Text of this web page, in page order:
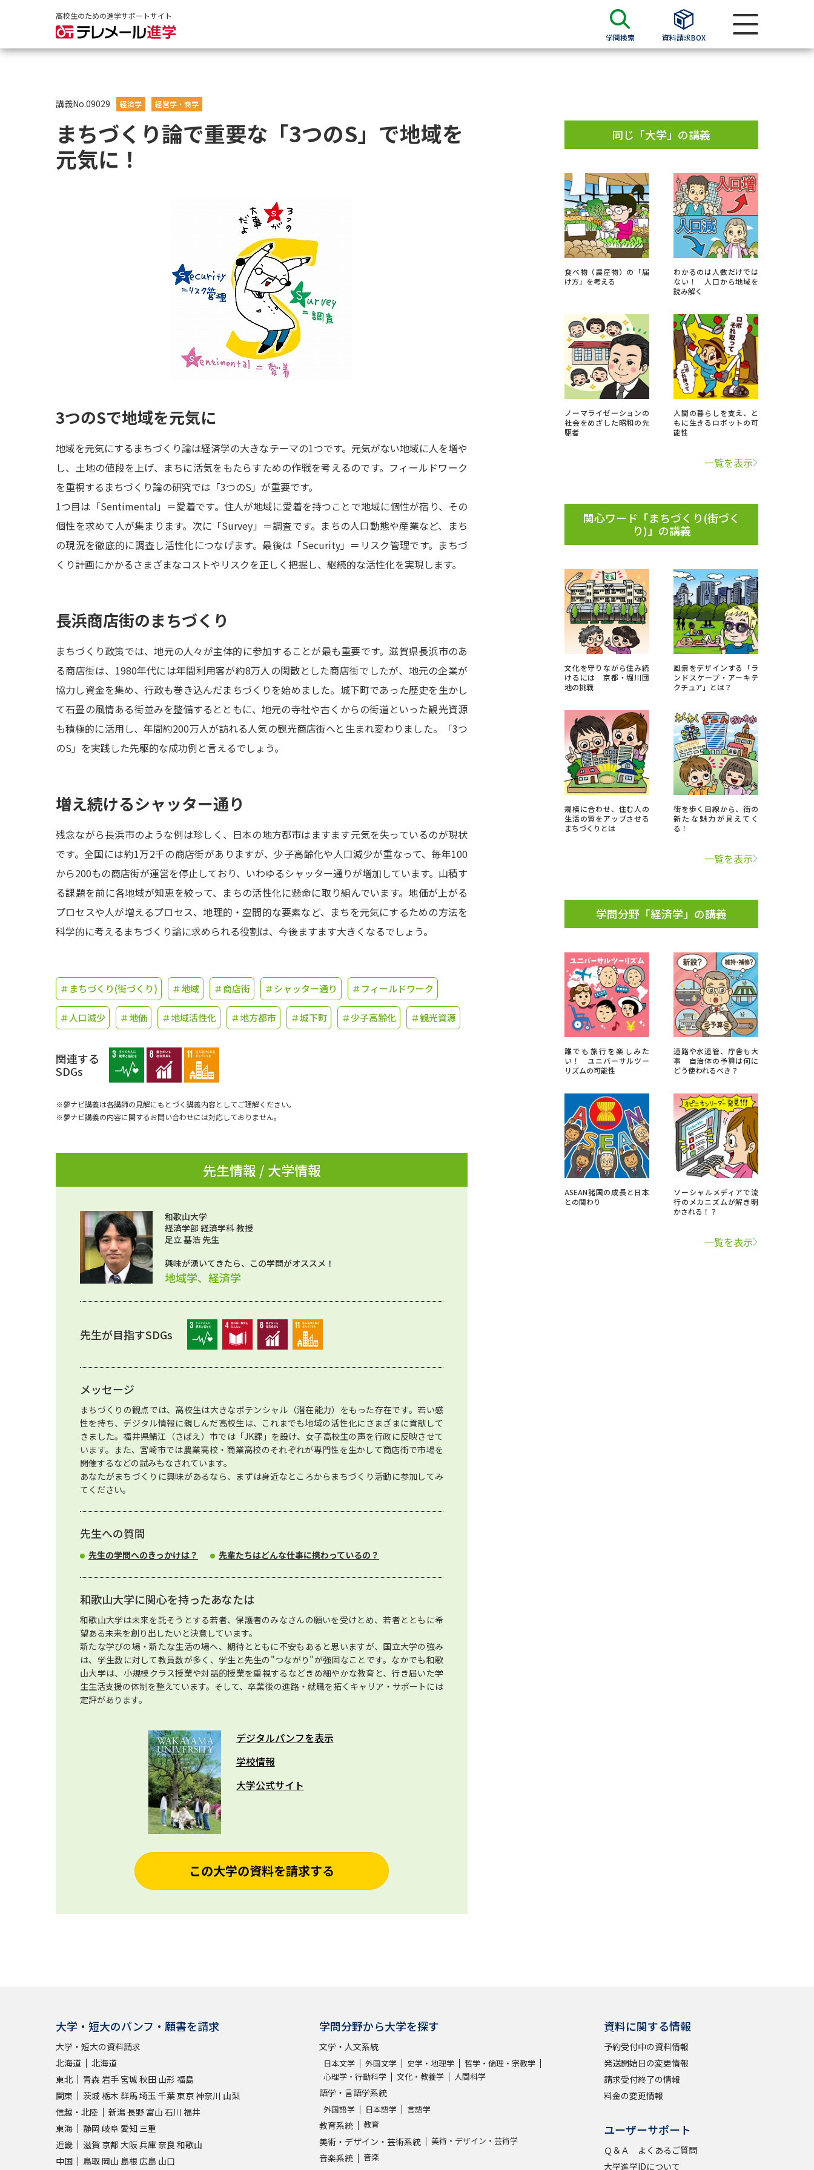
高校生のための進学サポートサイト
学問検索 資料請求BOX
大学・短大の資料種類から請求
大学パンフ
学部・学科パンフ
大学入学共通テスト利用選抜の募集要項＆願書
過去問題集
留学・進学関連、塾・予備校
高等学校卒業程度認定試験
小学校教員資格認定試験
大学検索
大学で学べる内容や特徴を調べる
新増設大学・学部・学科特集
進路の３択
新学年スタート号特集ページ（高3生用）
新学年スタート号特集ページ（高2生用）
SELFBRAND特集ページ
実施プログラムから探す
受験準備 資料検索
先輩が入学を決めた理由
新生活お役立ちガイド
学問発見
大学で学びたい学問発見
学問のミニ講義「夢ナビ講義」 学問の教科書 夢ナビライブ
Ｑ＆Ａ よくあるご質問
このサイトについて
資料の料金のお支払いについて 受付内容・発送状況の確認 テレメール
お支払いサイト
お問合せ先 テレメール進学カタログ訂正のご案内
講義No.09029 経済学 経営学・商学
まちづくり論で重要な「3つのS」で地域を
元気に！
3つのSで地域を元気に
地域を元気にするまちづくり論は経済学の大きなテーマの1つです。元気がない地域に人を増や
し、土地の値段を上げ、まちに活気をもたらすための作戦を考えるのです。フィールドワーク
を重視するまちづくり論の研究では「3つのS」が重要です。
1つ目は「Sentimental」＝愛着です。住人が地域に愛着を持つことで地域に個性が宿り、その
個性を求めて人が集まります。次に「Survey」＝調査です。まちの人口動態や産業など、まち
の現況を徹底的に調査し活性化につなげます。最後は「Security」＝リスク管理です。まちづ
くり計画にかかるさまざまなコストやリスクを正しく把握し、継続的な活性化を実現します。
長浜商店街のまちづくり
まちづくり政策では、地元の人々が主体的に参加することが最も重要です。滋賀県長浜市のあ
る商店街は、1980年代には年間利用客が約8万人の閑散とした商店街でしたが、地元の企業が
協力し資金を集め、行政も巻き込んだまちづくりを始めました。城下町であった歴史を生かし
て石畳の風情ある街並みを整備するとともに、地元の寺社や古くからの街道といった観光資源
も積極的に活用し、年間約200万人が訪れる人気の観光商店街へと生まれ変わりました。「3つ
のS」を実践した先駆的な成功例と言えるでしょう。
増え続けるシャッター通り
残念ながら長浜市のような例は珍しく、日本の地方都市はますます元気を失っているのが現状
です。全国には約1万2千の商店街がありますが、少子高齢化や人口減少が重なって、毎年100
から200もの商店街が運営を停止しており、いわゆるシャッター通りが増加しています。山積す
る課題を前に各地域が知恵を絞って、まちの活性化に懸命に取り組んでいます。地価が上がる
プロセスや人が増えるプロセス、地理的・空間的な要素など、まちを元気にするための方法を
科学的に考えるまちづくり論に求められる役割は、今後ますます大きくなるでしょう。
＃まちづくり(街づくり) ＃地域 ＃商店街 ＃シャッター通り ＃フィールドワーク
＃人口減少 ＃地価 ＃地域活性化 ＃地方都市 ＃城下町 ＃少子高齢化 ＃観光資源
関連する
SDGs
※夢ナビ講義は各講師の見解にもとづく講義内容としてご理解ください。
※夢ナビ講義の内容に関するお問い合わせには対応しておりません。
先生情報 / 大学情報
和歌山大学
経済学部 経済学科 教授
足立 基浩 先生
興味が湧いてきたら、この学問がオススメ！
地域学、経済学
先生が目指すSDGs
メッセージ
まちづくりの観点では、高校生は大きなポテンシャル（潜在能力）をもった存在です。若い感
性を持ち、デジタル情報に親しんだ高校生は、これまでも地域の活性化にさまざまに貢献して
きました。福井県鯖江（さばえ）市では「JK課」を設け、女子高校生の声を行政に反映させて
います。また、宮崎市では農業高校・商業高校のそれぞれが専門性を生かして商店街で市場を
開催するなどの試みもなされています。
あなたがまちづくりに興味があるなら、まずは身近なところからまちづくり活動に参加してみ
てください。
先生への質問
先生の学問へのきっかけは？ 先輩たちはどんな仕事に携わっているの？
和歌山大学に関心を持ったあなたは
和歌山大学は未来を託そうとする若者、保護者のみなさんの願いを受けとめ、若者とともに希
望ある未来を創り出したいと決意しています。
新たな学びの場・新たな生活の場へ、期待とともに不安もあると思いますが、国立大学の強み
は、学生数に対して教員数が多く、学生と先生の"つながり"が強固なことです。なかでも和歌
山大学は、小規模クラス授業や対話的授業を重視するなどきめ細やかな教育と、行き届いた学
生生活支援の体制を整えています。そして、卒業後の進路・就職を拓くキャリア・サポートには
定評があります。
デジタルパンフを表示
学校情報
大学公式サイト
この大学の資料を請求する
同じ「大学」の講義
食べ物（農産物）の「届
け方」を考える
わかるのは人数だけでは
ない！ 人口から地域を
読み解く
ノーマライゼーションの
社会をめざした昭和の先
駆者
人間の暮らしを支え、と
もに生きるロボットの可
能性
一覧を表示
関心ワード「まちづくり(街づく
り)」の講義
文化を守りながら住み続
けるには 京都・堀川団
地の挑戦
風景をデザインする「ラ
ンドスケープ・アーキテ
クチュア」とは？
規模に合わせ、住む人の
生活の質をアップさせる
まちづくりとは
街を歩く目線から、街の
新たな魅力が見えてく
る！
一覧を表示
学問分野「経済学」の講義
誰でも旅行を楽しみた
い！ ユニバーサルツー
リズムの可能性
道路や水道管、庁舎も大
事 自治体の予算は何に
どう使われるべき？
ASEAN諸国の成長と日本
との関わり
ソーシャルメディアで流
行のメカニズムが解き明
かされる！？
一覧を表示
大学・短大のパンフ・願書を請求
大学・短大の資料請求
北海道
北海道
東北
青森 岩手 宮城 秋田 山形 福島
関東
茨城 栃木 群馬埼玉 千葉東京神奈川 山梨
信越・北陸
新潟長野 富山 石川 福井
東海
静岡 岐阜 愛知 三重
近畿
滋賀 京都 大阪兵庫奈良 和歌山
中国
鳥取 岡山 島根 広島 山口
学問分野から大学を探す
文学・人文系統
日本文学 外国文学 史学・地理学
哲学・倫理・宗教学
心理学・行動科学
文化・教養学 人間科学
語学・言語学系統
外国語学 日本語学 言語学
教育系統 教育
美術・デザイン・芸術系統 美術・デザイン・芸術学
音楽系統 音楽
資料に関する情報
予約受付中の資料情報
発送開始日の変更情報
請求受付終了の情報
料金の変更情報
ユーザーサポート
Ｑ＆Ａ よくあるご質問
大学進学IDについて